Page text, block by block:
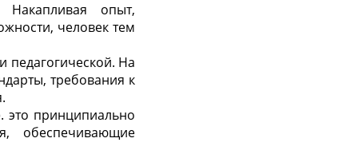
Накапливая опыт,
человек тем
педагогической. На
требования к
это принципиально
обеспечивающие